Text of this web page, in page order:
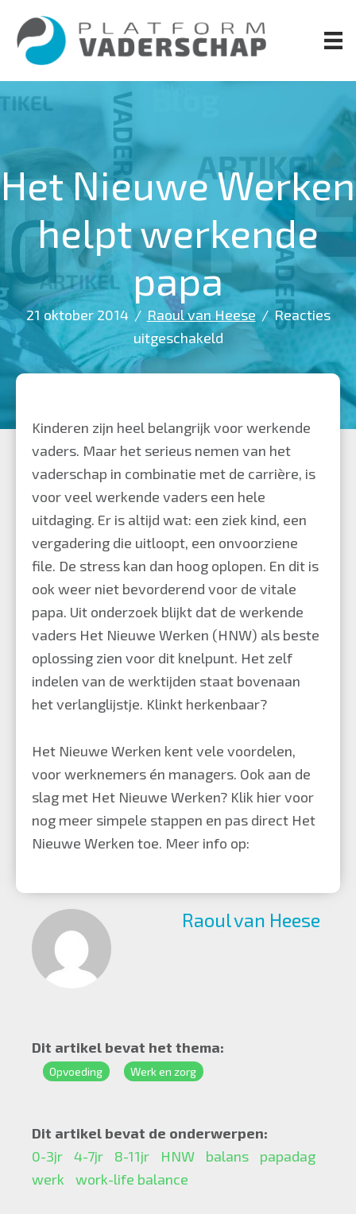
naar
hoofd
inhoud
Het Nieuwe Werken
helpt werkende
papa
21 oktober 2014 / Raoul van Heese / Reacties
uitgeschakeldvoor
helpt
werkende
papa
Kinderen zijn heel belangrijk voor werkende
vaders. Maar het serieus nemen van het
vaderschap in combinatie met de carrière, is
voor veel werkende vaders een hele
uitdaging. Er is altijd wat: een ziek kind, een
vergadering die uitloopt, een onvoorziene
file. De stress kan dan hoog oplopen. En dit is
ook weer niet bevorderend voor de vitale
papa. Uit onderzoek blijkt dat de werkende
vaders Het Nieuwe Werken (HNW) als beste
oplossing zien voor dit knelpunt. Het zelf
indelen van de werktijden staat bovenaan
het verlanglijstje. Klinkt herkenbaar?
Het Nieuwe Werken kent vele voordelen,
voor werknemers én managers. Ook aan de
slag met Het Nieuwe Werken? Klik hiervoor
nog meer simpele stappen en pas direct Het
Nieuwe Werken toe. Meer info op:
Raoul van Heese
Dit artikel bevat het thema:
Opvoeding Werk en zorg
Dit artikel bevat de onderwerpen:
0-3jr
4-7jr 8-11jr HNW balans
papadag
werk
work-life balance